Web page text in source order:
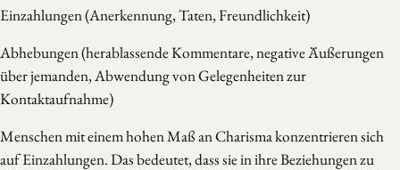
Einzahlungen (Anerkennung, Taten, Freundlichkeit)
Abhebungen (herablassende Kommentare, negative Äußerungen
über jemanden, Abwendung von Gelegenheiten zur
Kontaktaufnahme)
Menschen mit einem hohen Maß an Charisma konzentrieren sich
auf Einzahlungen. Das bedeutet, dass sie in ihre Beziehungen zu